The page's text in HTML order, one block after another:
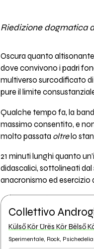
Riedizione dogmatica
Oscura quanto
dove convivono i padri
multiverso surcodificato di
pure il limite
Qualche tempo fa, la
massimo consentito, e
molto passata oltrelo
21 minuti lunghi quanto
didascalici, sottolineati
anacronismo ed esercizio
Collettivo
Külső Kör Ürës Kör Bëlső
Sperimentale, Rock, Psichedelia